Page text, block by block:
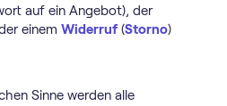
auf ein Angebot), der
einem Widerruf (Storno)
Sinne werden alle